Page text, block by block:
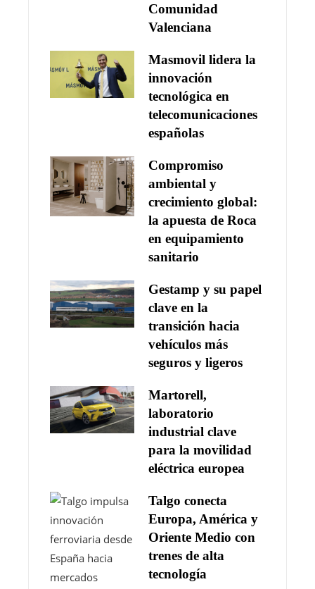
Comunidad
Valenciana
Masmovil lidera la
innovación
tecnológica en
telecomunicaciones
españolas
Compromiso
ambiental y
crecimiento global:
la apuesta de Roca
en equipamiento
sanitario
Gestamp y su papel
clave en la
transición hacia
vehículos más
seguros y ligeros
Martorell,
laboratorio
industrial clave
para la movilidad
eléctrica europea
Talgo conecta
Europa, América y
Oriente Medio con
trenes de alta
tecnología